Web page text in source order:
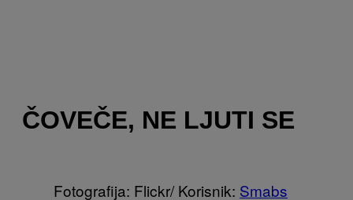
ČOVEČE, NE LJUTI SE
Fotografija: Flickr/ Korisnik: Smabs